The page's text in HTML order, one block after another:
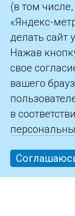
©2026 ПАО
Контакты
(в том
«Яндекс-
делать сайт
Нажав
свое
вашего
в